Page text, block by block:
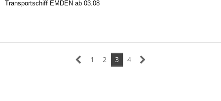
Transportschiff EMDEN ab 03.08
1 2 3 4